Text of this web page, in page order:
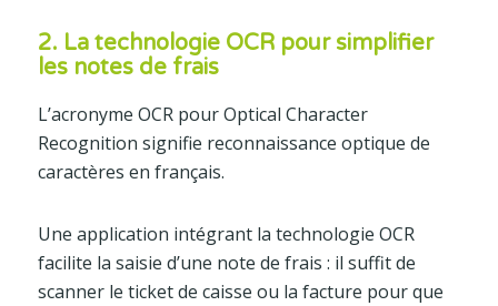
2. La technologie OCR pour simplifier
les notes de frais
L’acronyme OCR pour Optical Character
Recognition signifie reconnaissance optique de
caractères en français.
Une application intégrant la technologie OCR
facilite la saisie d’une note de frais : il suffit de
scanner le ticket de caisse ou la facture pour que